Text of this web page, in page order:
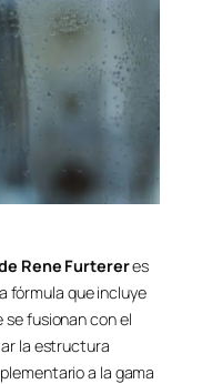
Rene Furtereres
fórmula que incluye
fusionan con el
la estructura
a la gama